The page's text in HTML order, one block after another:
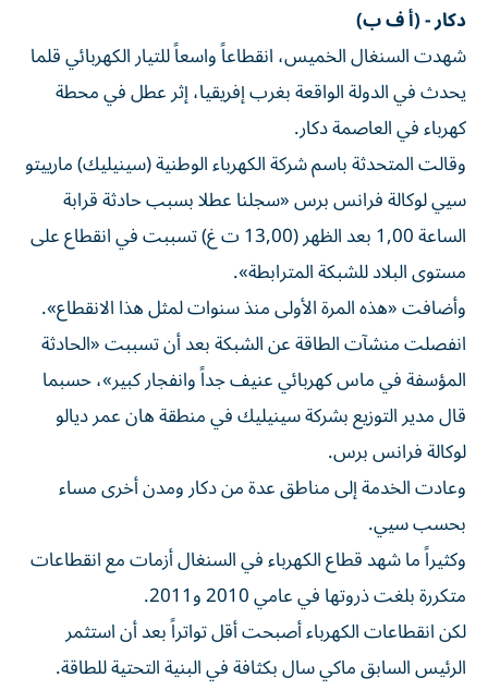
دكار - (أ ف ب)
شهدت السنغال الخميس، انقطاعاً واسعاً للتيار الكهربائي قلما
يحدث في الدولة الواقعة بغرب إفريقيا، إثر عطل في محطة
كهرباء في العاصمة دكار.
وقالت المتحدثة باسم شركة الكهرباء الوطنية (سينيليك) مارييتو
سيي لوكالة فرانس برس «سجلنا عطلا بسبب حادثة قرابة
الساعة 1,00 بعد الظهر (13,00 ت غ) تسببت في انقطاع على
مستوى البلاد للشبكة المترابطة».
وأضافت «هذه المرة الأولى منذ سنوات لمثل هذا الانقطاع».
انفصلت منشآت الطاقة عن الشبكة بعد أن تسببت «الحادثة
المؤسفة في ماس كهربائي عنيف جداً وانفجار كبير»، حسبما
قال مدير التوزيع بشركة سينيليك في منطقة هان عمر ديالو
لوكالة فرانس برس.
وعادت الخدمة إلى مناطق عدة من دكار ومدن أخرى مساء
بحسب سيي.
وكثيراً ما شهد قطاع الكهرباء في السنغال أزمات مع انقطاعات
متكررة بلغت ذروتها في عامي 2010 و2011.
لكن انقطاعات الكهرباء أصبحت أقل تواتراً بعد أن استثمر
الرئيس السابق ماكي سال بكثافة في البنية التحتية للطاقة.